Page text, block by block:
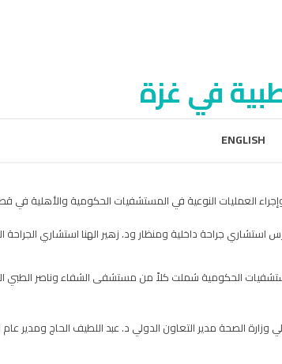
ENGLISH
في غزة
العمليات النوعية في المستشفيات الحكومية والأهلية في
جراحة داخلية ومنظار ود. زهير الهنا استشاري الجراحة
الحكومية شملت كلاً من مستشفى الشفاء وناصر
الصحة مدير التعاون الدولي د. عبد اللطيف الحاج ومدير